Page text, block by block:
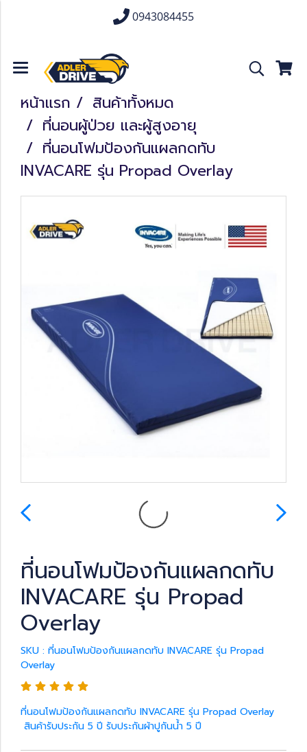
0943084455
หน้าแรก
สินค้าทั้งหมด
ที่นอนผู้ป่วย และผู้สูงอายุ
ที่นอนโฟมป้องกันแผลกดทับ
INVACARE รุ่น Propad Overlay
ที่นอนโฟมป้องกันแผลกดทับ
INVACARE รุ่น Propad
Overlay
SKU : ที่นอนโฟมป้องกันแผลกดทับ INVACARE รุ่น Propad
Overlay
ที่นอนโฟมป้องกันแผลกดทับ INVACARE รุ่น Propad Overlay
สินค้ารับประกัน 5 ปี รับประกันผ้าปูกันน้ำ 5 ปี